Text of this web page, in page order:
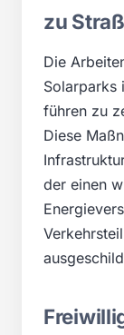
zu
Die
Solarparks
führen zu
Diese
der einen